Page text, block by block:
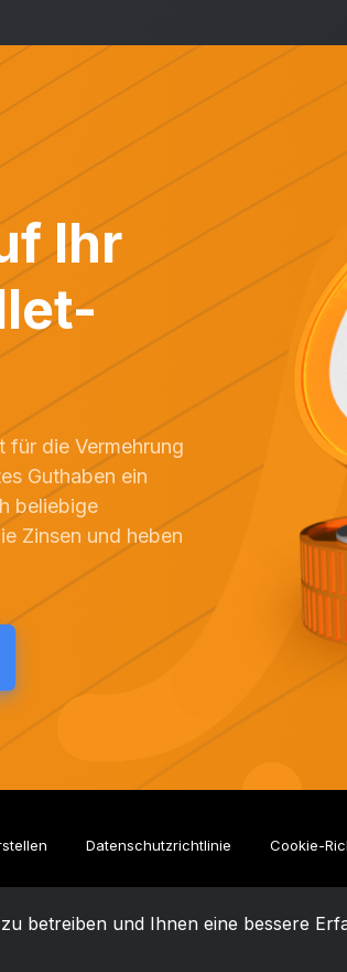
betreiben und Ihnen eine bessere
Ihr
für die Vermehrung
Guthaben ein
beliebige
Zinsen und heben
Datenschutzrichtlinie Cookie-